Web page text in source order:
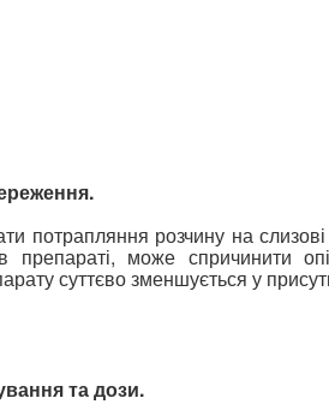
потрапляння розчину на
препараті, може спричинити
суттєво зменшується у
та дози.